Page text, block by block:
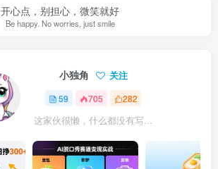
开心点，别担心，微笑就好
Be happy. No worries, just smile
小独角 关注
59 705 282
这家伙很懒，什么都没有写...